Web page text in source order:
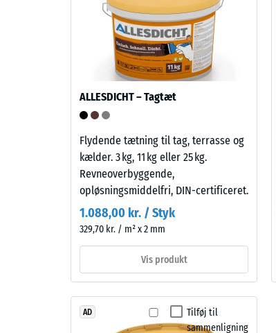
overflade
og
rengøre.
Polypropylen
UV-
stabiliseret
udendørs
ALLESDICHT – Tagtæt
Flydende tætning til tag, terrasse og
kælder. 3 kg, 11 kg eller 25 kg.
Revneoverbyggende,
opløsningsmiddelfri, DIN-certificeret.
1.088,00 kr. / Styk
329,70 kr. / m² x 2 mm
Vis produkt
Tilføj til
sammenligning
AD